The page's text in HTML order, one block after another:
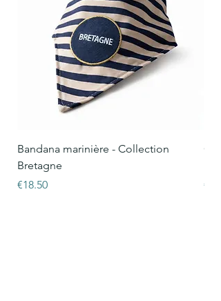
Bandana marinière - Collection
Bretagne
Price
€18.50
Price